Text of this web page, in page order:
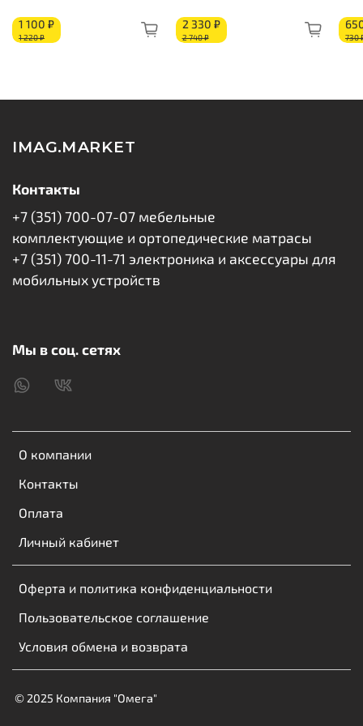
Короб из ППУ
1 100 ₽
1 220 ₽
2 330 ₽
2 740 ₽ 730
IMAG.MARKET
О компании
Контакты
Оплата
Личный кабинет
Оферта и политика конфиденциальности
Пользовательское соглашение
Условия обмена и возврата
Контакты
+7 (351) 700-07-07 мебельные
комплектующие и ортопедические матрасы
+7 (351) 700-11-71 электроника и аксессуары для
мобильных устройств
Мы в соц. сетях
© 2025 Компания "Омега"